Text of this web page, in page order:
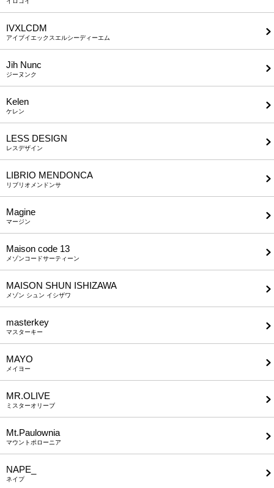
IVXLCDM
アイブイエックスエルシーディーエム
Jih Nunc
ジーヌンク
Kelen
ケレン
LESS DESIGN
レスデザイン
LIBRIO MENDONCA
リブリオメンドンサ
Magine
マージン
Maison code 13
メゾンコードサーティーン
MAISON SHUN ISHIZAWA
メゾン シュン イシザワ
masterkey
マスターキー
MAYO
メイヨー
MR.OLIVE
ミスターオリーブ
Mt.Paulownia
マウントポローニア
NAPE_
ネイプ